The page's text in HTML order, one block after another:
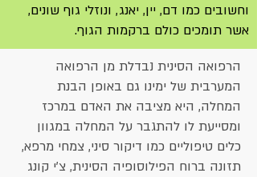
וחשובים כמו דם, יין, יאנג, ונוזלי גוף שונים,
אשר תומכים כולם ברקמות הגוף.
הרפואה הסינית נבדלת מן הרפואה
המערבית של ימינו גם באופן הבנת
המחלה, היא מציבה את האדם במרכז
ומסייעת לו להתגבר על המחלה במגוון
כלים טיפוליים כמו דיקור סיני, צמחי מרפא,
תזונה ברוח הפילוסופיה הסינית, צ'י קונג